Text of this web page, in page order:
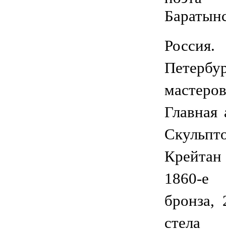
Главная
1860-е
бронза,
стела